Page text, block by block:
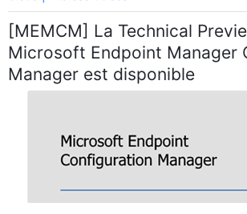
[MEMCM] La Technical
Microsoft Endpoint Manager
Manager est disponible